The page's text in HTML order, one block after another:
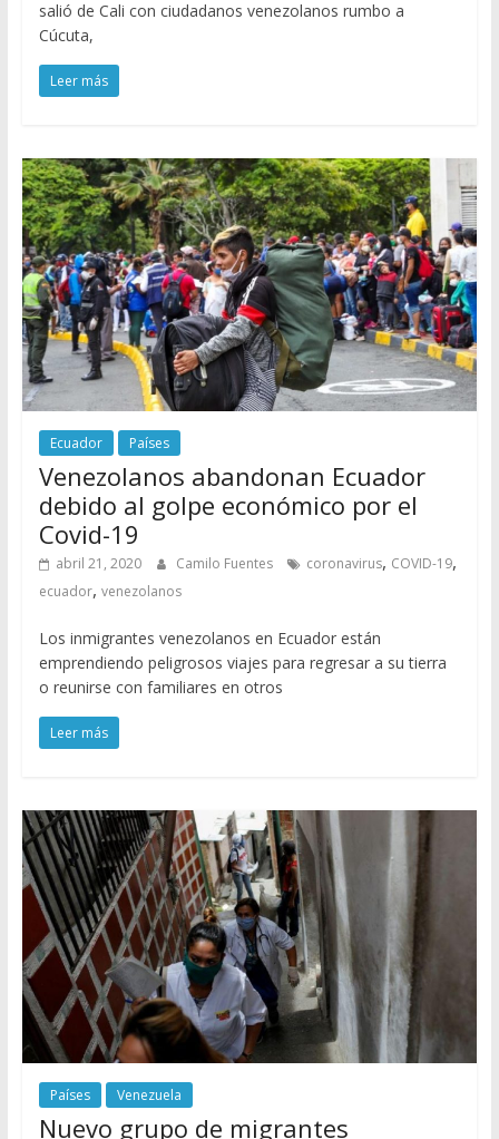
salió de Cali con ciudadanos venezolanos rumbo a
Cúcuta,
Leer más
Ecuador Países
Venezolanos abandonan Ecuador
debido al golpe económico por el
Covid-19
abril 21, 2020 Camilo Fuentes coronavirus, COVID-19,
ecuador, venezolanos
Los inmigrantes venezolanos en Ecuador están
emprendiendo peligrosos viajes para regresar a su tierra
o reunirse con familiares en otros
Leer más
Países Venezuela
Nuevo grupo de migrantes